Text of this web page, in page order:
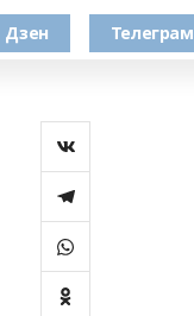
Дзен Телеграм